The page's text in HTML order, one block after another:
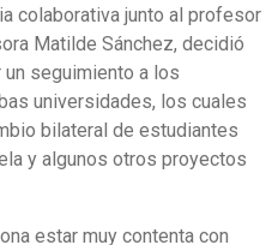
colaborativa junto al profesor
Matilde Sánchez, decidió
seguimiento a los
universidades, los cuales
bilateral de estudiantes
y algunos otros proyectos
estar muy contenta con